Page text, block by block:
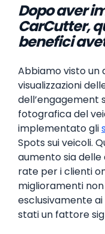
Dopo aver
CarCutter,
benefici
Abbiamo visto
visualizzazioni
dell’engagement
fotografica del
implementato gli
Spots sui veicoli.
aumento sia delle
rate per i clienti
miglioramenti
esclusivamente ai
stati un fattore